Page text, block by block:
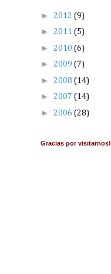
► 2012 (9)
► 2011 (5)
► 2010 (6)
► 2009 (7)
► 2008 (14)
► 2007 (14)
► 2006 (28)
Gracias por visitarnos!